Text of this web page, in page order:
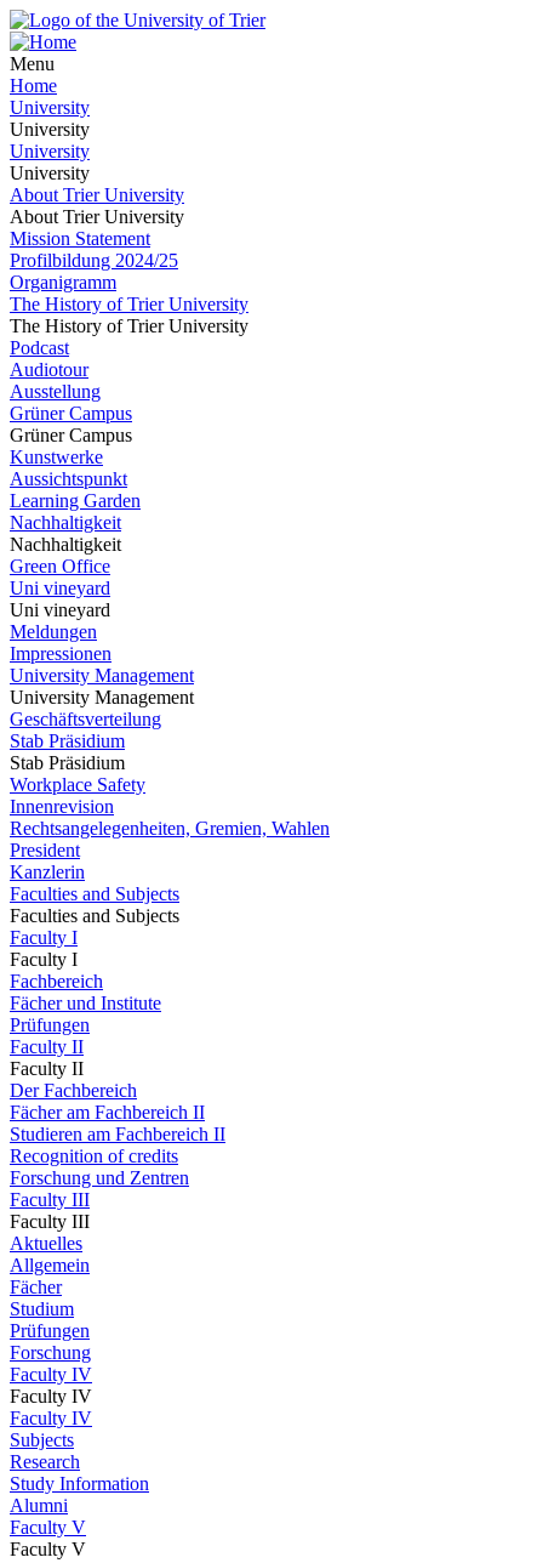
Menu
Home
University
University
University
University
About Trier University
About Trier University
Mission Statement
Profilbildung 2024/25
Organigramm
The History of Trier University
The History of Trier University
Podcast
Audiotour
Ausstellung
Grüner Campus
Grüner Campus
Kunstwerke
Aussichtspunkt
Learning Garden
Nachhaltigkeit
Nachhaltigkeit
Green Office
Uni vineyard
Uni vineyard
Meldungen
Impressionen
University Management
University Management
Geschäftsverteilung
Stab Präsidium
Stab Präsidium
Workplace Safety
Innenrevision
Rechtsangelegenheiten, Gremien, Wahlen
President
Kanzlerin
Faculties and Subjects
Faculties and Subjects
Faculty I
Faculty I
Fachbereich
Fächer und Institute
Prüfungen
Faculty II
Faculty II
Der Fachbereich
Fächer am Fachbereich II
Studieren am Fachbereich II
Recognition of credits
Forschung und Zentren
Faculty III
Faculty III
Aktuelles
Allgemein
Fächer
Studium
Prüfungen
Forschung
Faculty IV
Faculty IV
Faculty IV
Subjects
Research
Study Information
Alumni
Faculty V
Faculty V